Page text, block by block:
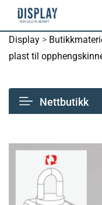
Display >
plast til
Nettbutikk